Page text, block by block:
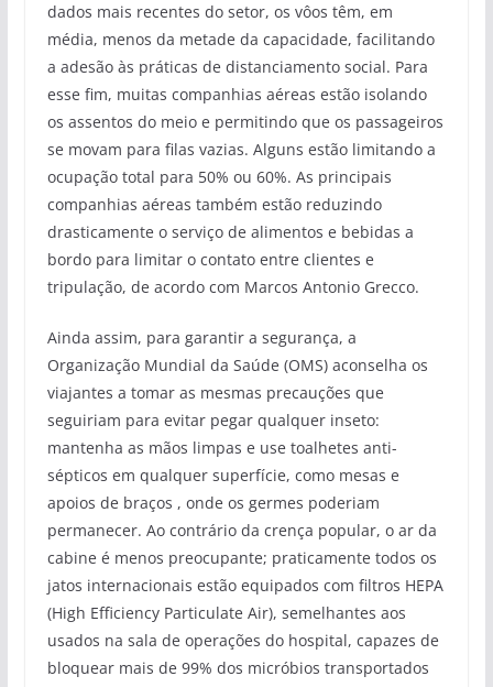
dados mais recentes do setor, os vôos têm, em
média, menos da metade da capacidade, facilitando
a adesão às práticas de distanciamento social. Para
esse fim, muitas companhias aéreas estão isolando
os assentos do meio e permitindo que os passageiros
se movam para filas vazias. Alguns estão limitando a
ocupação total para 50% ou 60%. As principais
companhias aéreas também estão reduzindo
drasticamente o serviço de alimentos e bebidas a
bordo para limitar o contato entre clientes e
tripulação, de acordo com Marcos Antonio Grecco.
Ainda assim, para garantir a segurança, a
Organização Mundial da Saúde (OMS) aconselha os
viajantes a tomar as mesmas precauções que
seguiriam para evitar pegar qualquer inseto:
mantenha as mãos limpas e use toalhetes anti-
sépticos em qualquer superfície, como mesas e
apoios de braços , onde os germes poderiam
permanecer. Ao contrário da crença popular, o ar da
cabine é menos preocupante; praticamente todos os
jatos internacionais estão equipados com filtros HEPA
(High Efficiency Particulate Air), semelhantes aos
usados ​​na sala de operações do hospital, capazes de
bloquear mais de 99% dos micróbios transportados